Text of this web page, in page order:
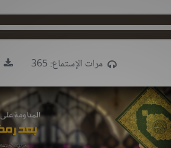
مرات الإستماع: 365